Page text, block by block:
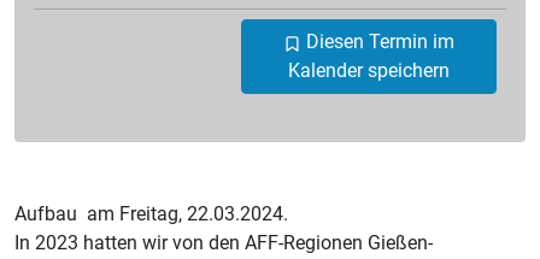
Diesen Termin im
Kalender speichern
Aufbau am Freitag, 22.03.2024.
In 2023 hatten wir von den AFF-Regionen Gießen-